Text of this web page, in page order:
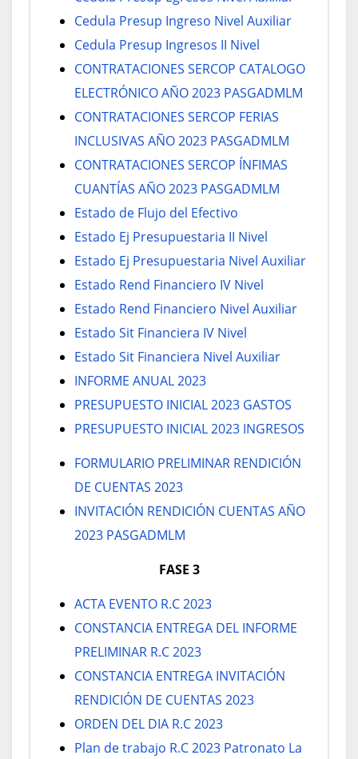
Cedula Presup Ingreso Nivel Auxiliar
Cedula Presup Ingresos II Nivel
CONTRATACIONES SERCOP CATALOGO
ELECTRÓNICO AÑO 2023 PASGADMLM
CONTRATACIONES SERCOP FERIAS
INCLUSIVAS AÑO 2023 PASGADMLM
CONTRATACIONES SERCOP ÍNFIMAS
CUANTÍAS AÑO 2023 PASGADMLM
Estado de Flujo del Efectivo
Estado Ej Presupuestaria II Nivel
Estado Ej Presupuestaria Nivel Auxiliar
Estado Rend Financiero IV Nivel
Estado Rend Financiero Nivel Auxiliar
Estado Sit Financiera IV Nivel
Estado Sit Financiera Nivel Auxiliar
INFORME ANUAL 2023
PRESUPUESTO INICIAL 2023 GASTOS
PRESUPUESTO INICIAL 2023 INGRESOS
FORMULARIO PRELIMINAR RENDICIÓN
DE CUENTAS 2023
INVITACIÓN RENDICIÓN CUENTAS AÑO
2023 PASGADMLM
FASE 3
ACTA EVENTO R.C 2023
CONSTANCIA ENTREGA DEL INFORME
PRELIMINAR R.C 2023
CONSTANCIA ENTREGA INVITACIÓN
RENDICIÓN DE CUENTAS 2023
ORDEN DEL DIA R.C 2023
Plan de trabajo R.C 2023 Patronato La